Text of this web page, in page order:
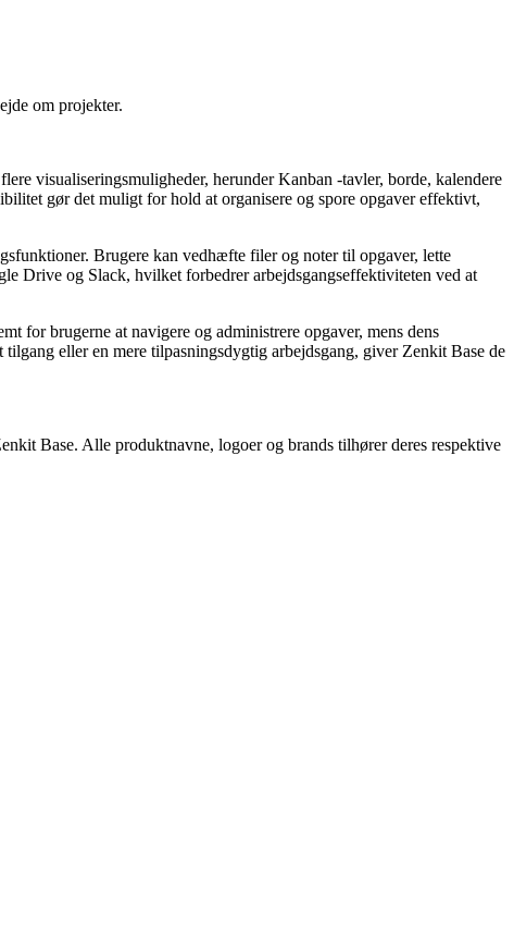
om projekter.
visualiseringsmuligheder, herunder Kanban -tavler, borde, kalendere
gør det muligt for hold at organisere og spore opgaver effektivt,
Brugere kan vedhæfte filer og noter til opgaver, lette
Drive og Slack, hvilket forbedrer arbejdsgangseffektiviteten ved at
for brugerne at navigere og administrere opgaver, mens dens
eller en mere tilpasningsdygtig arbejdsgang, giver Zenkit Base de
Base. Alle produktnavne, logoer og brands tilhører deres respektive